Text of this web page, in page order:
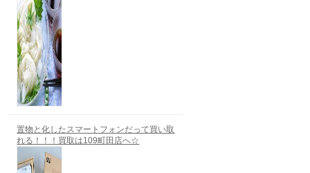
置物と化したスマートフォンだって買い取
れる！！！買取は109町田店へ☆